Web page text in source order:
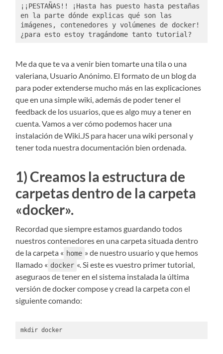
¡¡PESTAÑAS!! ¡Hasta has puesto hasta pestañas
en la parte dónde explicas qué son las
imágenes, contenedores y volúmenes de docker!
¿para esto estoy tragándome tanto tutorial?
Me da que te va a venir bien tomarte una tila o una
valeriana, Usuario Anónimo. El formato de un blog da
para poder extenderse mucho más en las explicaciones
que en una simple wiki, además de poder tener el
feedback de los usuarios, que es algo muy a tener en
cuenta. Vamos a ver cómo podemos hacer una
instalación de Wiki.JS para hacer una wiki personal y
tener toda nuestra documentación bien ordenada.
1) Creamos la estructura de
carpetas dentro de la carpeta
«docker».
Recordad que siempre estamos guardando todos
nuestros contenedores en una carpeta situada dentro
de la carpeta « home » de nuestro usuario y que hemos
llamado « docker «. Si este es vuestro primer tutorial,
aseguraos de tener en el sistema instalada la última
versión de docker compose y cread la carpeta con el
siguiente comando:
mkdir docker